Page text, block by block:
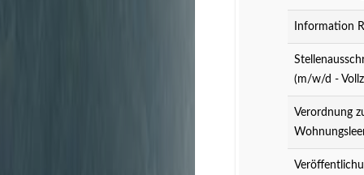
Information
(m/w/d -
Verordnung